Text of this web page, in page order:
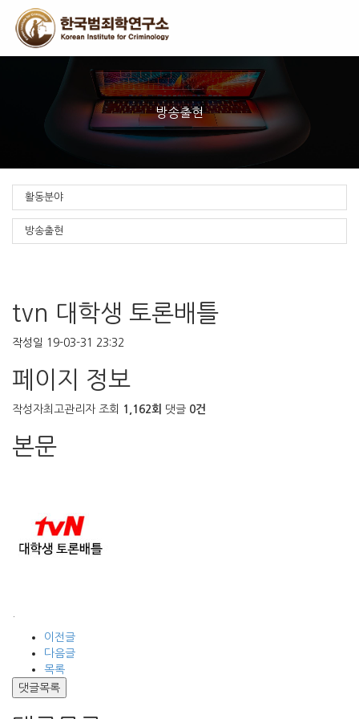
방송출현
활동분야
방송출현
tvn 대학생 토론배틀
작성일 19-03-31 23:32
페이지 정보
작성자최고관리자 조회 1,162회 댓글 0건
본문
이전글
다음글
목록
댓글목록